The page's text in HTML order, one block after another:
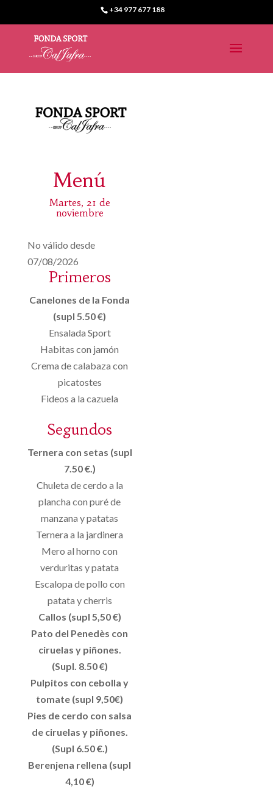
+34 977 677 188
Menú
Martes, 21 de
noviembre
No válido desde
07/08/2026
Primeros
Canelones de la Fonda
(supl 5.50 €)
Ensalada Sport
Habitas con jamón
Crema de calabaza con
picatostes
Fideos a la cazuela
Segundos
Ternera con setas (supl
7.50 €.)
Chuleta de cerdo a la
plancha con puré de
manzana y patatas
Ternera a la jardinera
Mero al horno con
verduritas y patata
Escalopa de pollo con
patata y cherris
Callos (supl 5,50 €)
Pato del Penedès con
ciruelas y piñones.
(Supl. 8.50 €)
Pulpitos con cebolla y
tomate (supl 9,50€)
Pies de cerdo con salsa
de ciruelas y piñones.
(Supl 6.50 €.)
Berenjena rellena (supl
4,10 €)